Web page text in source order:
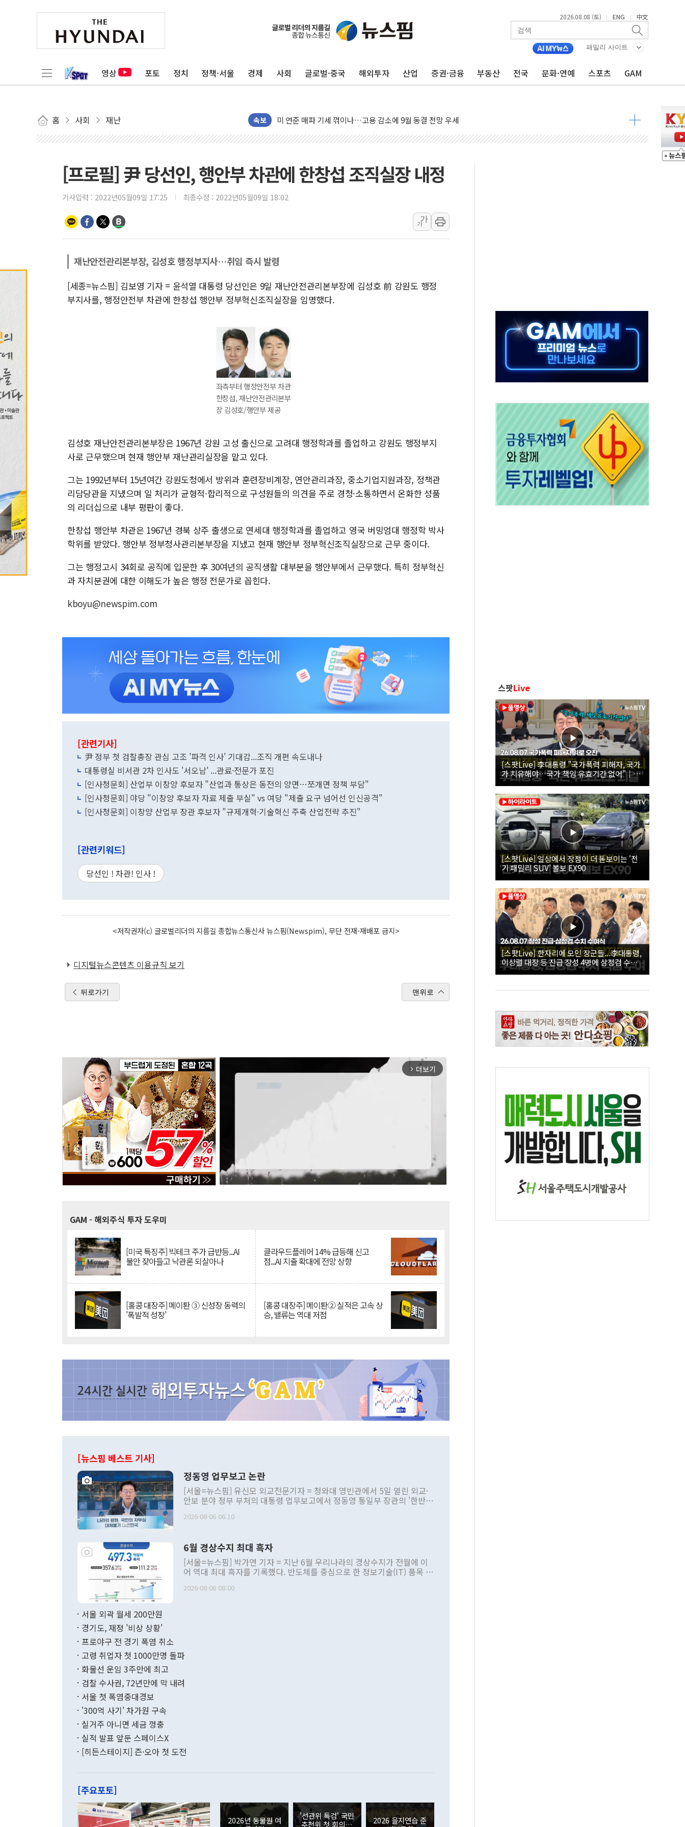
2026.08.08 (토) | ENG | 中文
패밀리 사이트
영상 포토 정치 정책·서울 경제 사회 글로벌·중국 해외투자 산업 증권·금융 부동산 전국 문화·연예 스포츠 GAM
홈 사회 재난 속보
민주, 오늘 제주·인천 경선 결과 발표...'김민석 재역전 vs 정청래 격차 확대'
뉴욕증시, 고용 쇼크에 금리 인상 우려 후퇴…S&P500 최고치
트럼프, 쿡 연준 이사 해임 재추진…"26일까지 의혹 소명" 요구
미 연준 매파 기세 꺾이나…고용 감소에 9월 동결 전망 우세
[종합] 이슬람 수니파 3국, '공동방위협정' 체결… 이스라엘·이란 위협에 맞설 자체 억지력 강화
이란 핵심 원유 수출항 '하르그섬', 최근 1주일 이상 '올스톱'… 美 해상봉쇄 영향
美 고용 쇼크에 엔화 장중 급등…시장은 "또 개입했나" 촉각
뉴욕증시 프리뷰, 美 고용 쇼크에 금리 인상 우려 후퇴…나스닥 선물 1%대 상승
[종합] 美 7월 고용 2만3000명 감소 '쇼크'…9월 금리 인상 기대 후퇴
[사진] 이슬람 수니파 3개국, 공동방위협정 체결
뉴욕증시 개장 전 특징주...아틀라시안·클라우드플레어·태양광주↑ VS 트레이드데스크·웬디스↓
보훈부, 미 DPAA와 MOU… "6·25 미군 실종자 7359명 끝까지 찾겠다"
트럼프 "금리 내려야"…파월 때와 달리 워시엔 톤 낮춰
李 "해남 태양광, 대한민국 다음 100년 밑거름…수도권 집중 완화 전환점"
[프로필] 尹 당선인, 행안부 차관에 한창섭 조직실장 내정
기사입력 : 2022년05월09일 17:25 최종수정 : 2022년05월09일 18:02
가
가
재난안전관리본부장, 김성호 행정부지사…취임 즉시 발령
[세종=뉴스핌] 김보영 기자 = 윤석열 대통령 당선인은 9일 재난안전관리본부장에 김성호 前 강원도 행정
부지사를, 행정안전부 차관에 한창섭 행안부 정부혁신조직실장을 임명했다.
좌측부터 행정안전부 차관
한창섭, 재난안전관리본부
장 김성호/행안부 제공
김성호 재난안전관리본부장은 1967년 강원 고성 출신으로 고려대 행정학과를 졸업하고 강원도 행정부지
사로 근무했으며 현재 행안부 재난관리실장을 맡고 있다.
그는 1992년부터 15년여간 강원도청에서 방위과 훈련장비계장, 연안관리과장, 중소기업지원과장, 정책관
리담당관을 지냈으며 일 처리가 균형적·합리적으로 구성원들의 의견을 주로 경청·소통하면서 온화한 성품
의 리더십으로 내부 평판이 좋다.
한창섭 행안부 차관은 1967년 경북 상주 출생으로 연세대 행정학과를 졸업하고 영국 버밍엄대 행정학 박사
학위를 받았다. 행안부 정부청사관리본부장을 지냈고 현재 행안부 정부혁신조직실장으로 근무 중이다.
그는 행정고시 34회로 공직에 입문한 후 30여년의 공직생활 대부분을 행안부에서 근무했다. 특히 정부혁신
과 자치분권에 대한 이해도가 높은 행정 전문가로 꼽힌다.
kboyu@newspim.com
[관련기사]
尹 정부 첫 검찰총장 관심 고조 '파격 인사' 기대감...조직 개편 속도내나
대통령실 비서관 2차 인사도 '서오남' ...관료·전문가 포진
[인사청문회] 산업부 이창양 후보자 "산업과 통상은 동전의 양면…쪼개면 정책 부담"
[인사청문회] 야당 "이창양 후보자 자료 제출 부실" vs 여당 "제출 요구 넘어선 인신공격"
[인사청문회] 이창양 산업부 장관 후보자 "규제개혁·기술혁신 주축 산업전략 추진"
[관련키워드]
당선인 ! 차관! 인사 !
<저작권자(c) 글로벌리더의 지름길 종합뉴스통신사 뉴스핌(Newspim), 무단 전재-재배포 금지>
디지털뉴스콘텐츠 이용규칙 보기
뒤로가기 맨위로
arrow_forward_ios 더보기
GAM - 해외주식 투자 도우미
[미국 특징주] 빅테크 주가 급반등...AI
불안 잦아들고 낙관론 되살아나
클라우드플레어 14% 급등해 신고
점...AI 지출 확대에 전망 상향
[홍콩 대장주] 메이퇀 ③ 신성장 동력의
'폭발적 성장'
[홍콩 대장주] 메이퇀② 실적은 고속 상
승, 밸류는 역대 저점
[뉴스핌 베스트 기사]
정동영 업무보고 논란
[서울=뉴스핌] 유신모 외교전문기자 = 청와대 영빈관에서 5일 열린 외교·
안보 분야 정부 부처의 대통령 업무보고에서 정동영 통일부 장관의 '한반도
발언 중에는 정부 내 조율을 거치지 않은 사안을 정책으로 추진하겠다고 공
주의적 희망에 근거한 비현실적 구상'이라는 비판을 내놨다. 그동안 정 장
관의 대북 정책 관련 발언이 물의를 빚은 적은 여러 번 있지만 대통령과 유
관 부처 장관이 공개적으로 부정적 입장을 표명한 것은 이례적이다. 정 장
관의 무리한 대북 접근법과 월권을 제어해야 한다는 목소리도 높아지고 있
다. [정동영 통일부 장관이 지난달 23일 오후 서울 종로구 정부서울청사에
무너졌다고도 했다. 또 "현 시점에서 흘러간 선(先)비핵화만 되뇌는 것은
함께 4자 대화의 동력을 확보하기 위해 최선을 다할 것"이라고 말했다. 하
"우리의 선의대로 하는 게 과연 한반도의 평화와 안정에 플러스냐, 결론적
관은 업무보고 사후 브리핑에서 정 장관이 언급한 '4자 회담'에 대해 "이상
이 9월 러시아 블라디보스토크에서 열리는 '동방경제포럼(EEF)'을 언급하
며 "정부 차원에서 (참석을) 검토하고 있다"고 발언한 데 대해서도 조 장관
은 "그것은 외교부의 몫"이라며 "아직 거기까지 진도가 나가지 않았다"고
2026-08-06 06:10
6월 경상수지 최대 흑자
[서울=뉴스핌] 박가연 기자 = 지난 6월 우리나라의 경상수지가 전월에 이
어 역대 최대 흑자를 기록했다. 반도체를 중심으로 한 정보기술(IT) 품목 수
료=한국은행] 한국은행이 6일 발표한 '2026년 6월 국제수지(잠정)'에 따르
며 월간 기준 처음으로 1000억달러를 넘어섰다. 상품수입은 644억8000만
196.9% 급증했고 컴퓨터·주변기기(SSD)는 282.7% 증가했다. IT 품목
수출은 160.4% 늘었으며 비IT 품목도 ▲석유제품(47.5%) ▲화공품
기록했지만 지식재산권사용료수지는 전월 흑자에서 4억4000만달러 적자
로 전환됐다. 본원소득수지는 배당소득을 중심으로 32억7000만달러 흑자
는 배당수입이 늘어난 데다 전월 분기배당에 따른 기저효과로 배당지급이
였던 올해 3월(369억9000만달러)을 넘어선 것이다. 직접투자에서는 내국
인의 해외투자가 80억1000만달러, 외국인의 국내투자가 46억3000만달러
각각 증가했다. 증권투자에서는 외국인의 국내 주식 매도세가 이어졌다. 외
2026-08-06 08:00
서울 외곽 월세 200만원
경기도, 재정 '비상 상황'
프로야구 전 경기 폭염 취소
고령 취업자 첫 1000만명 돌파
화물선 운임 3주만에 최고
검찰 수사권, 72년만에 막 내려
서울 첫 폭염중대경보
'300억 사기' 차가원 구속
실거주 아니면 세금 껑충
실적 발표 앞둔 스페이스X
[히든스테이지] 즌·오아 첫 도전
[주요포토]
2026년 동물원 여
'선관위 특검' 국민
추천위 첫 회의…
2026 을지연습 준
스팟Live
[스팟Live] 李대통령 "국가폭력 피해자, 국가
가 치유해야…국가 책임 유효기간 없어"｜
26.08.07 국가폭력 피해자 위로 오찬
[스팟Live] 일상에서 장점이 더 돋보이는 '전
기 패밀리 SUV' 볼보 EX90
[스팟Live] 한자리에 모인 장군들...李대통령,
이상렬 대장 등 진급 장성 4명에 삼정검 수치
직접 수여｜26.08.07 장성 진급·삼정검 수치